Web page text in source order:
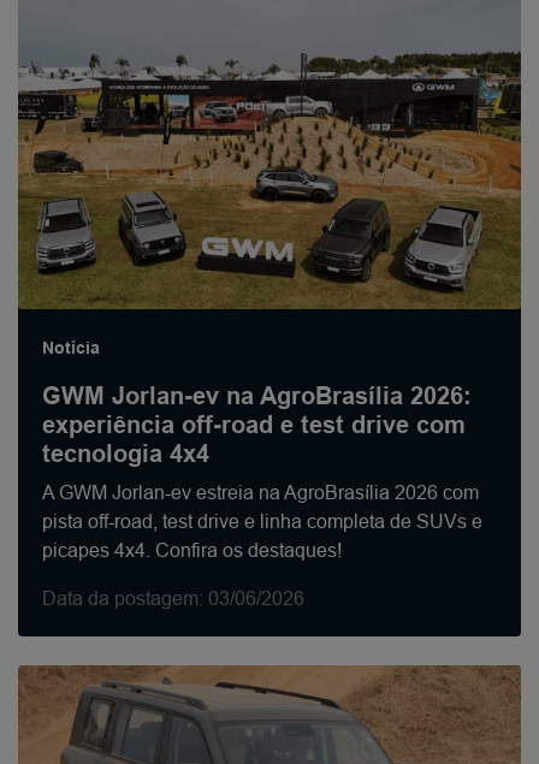
Notícia
GWM Jorlan-ev na AgroBrasília 2026:
experiência off-road e test drive com
tecnologia 4x4
A GWM Jorlan-ev estreia na AgroBrasília 2026 com
pista off-road, test drive e linha completa de SUVs e
picapes 4x4. Confira os destaques!
Data da postagem: 03/06/2026